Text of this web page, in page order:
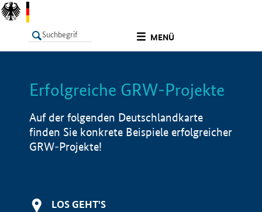
MENÜ
LISTE Info
Erfolgreiche GRW-Projekte
Auf der folgenden Deutschlandkarte
finden Sie konkrete Beispiele erfolgreicher
GRW-Projekte!
LOS GEHT'S